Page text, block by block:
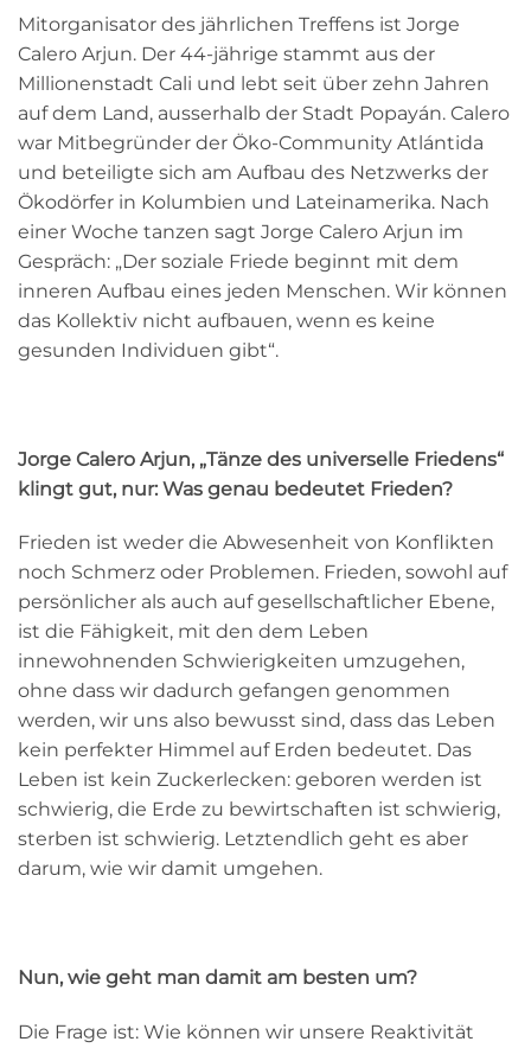
Mitorganisator des jährlichen Treffens ist Jorge
Calero Arjun. Der 44-jährige stammt aus der
Millionenstadt Cali und lebt seit über zehn Jahren
auf dem Land, ausserhalb der Stadt Popayán. Calero
war Mitbegründer der Öko-Community Atlántida
und beteiligte sich am Aufbau des Netzwerks der
Ökodörfer in Kolumbien und Lateinamerika. Nach
einer Woche tanzen sagt Jorge Calero Arjun im
Gespräch: „Der soziale Friede beginnt mit dem
inneren Aufbau eines jeden Menschen. Wir können
das Kollektiv nicht aufbauen, wenn es keine
gesunden Individuen gibt“.
Jorge Calero Arjun, „Tänze des universelle Friedens“
klingt gut, nur: Was genau bedeutet Frieden?
Frieden ist weder die Abwesenheit von Konflikten
noch Schmerz oder Problemen. Frieden, sowohl auf
persönlicher als auch auf gesellschaftlicher Ebene,
ist die Fähigkeit, mit den dem Leben
innewohnenden Schwierigkeiten umzugehen,
ohne dass wir dadurch gefangen genommen
werden, wir uns also bewusst sind, dass das Leben
kein perfekter Himmel auf Erden bedeutet. Das
Leben ist kein Zuckerlecken: geboren werden ist
schwierig, die Erde zu bewirtschaften ist schwierig,
sterben ist schwierig. Letztendlich geht es aber
darum, wie wir damit umgehen.
Nun, wie geht man damit am besten um?
Die Frage ist: Wie können wir unsere Reaktivität